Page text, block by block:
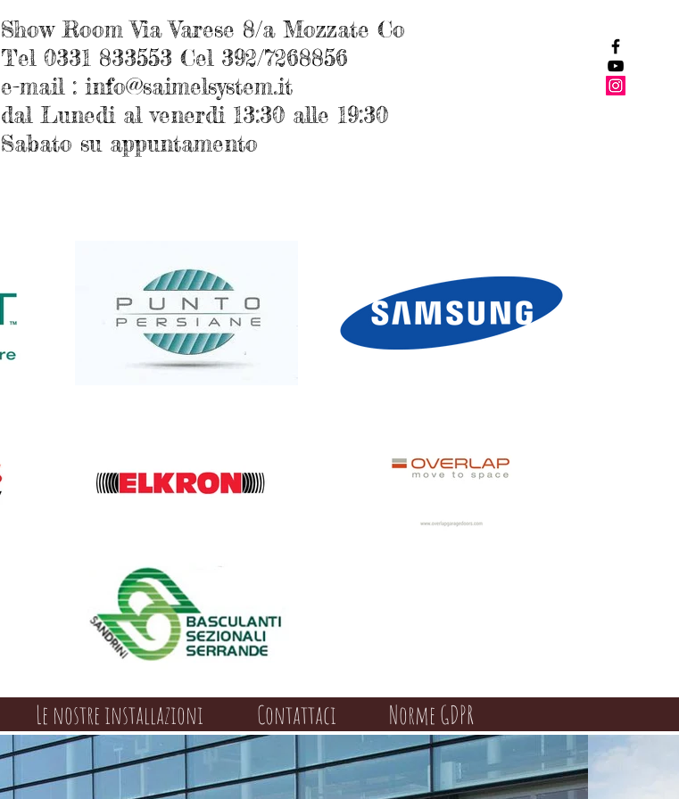
Show Room Via Varese 8/a Mozzate Co
Tel 0331 833553 Cel 392/7268856
e-mail : info@saimelsystem.it
dal Lunedi al venerdi 13:30 alle 19:30
Sabato su appuntamento
Le nostre installazioni Contattaci Norme GDPR